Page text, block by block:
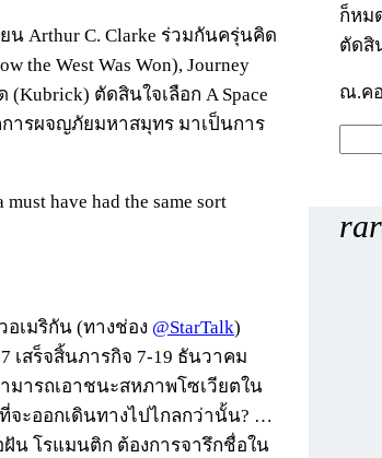
น Arthur C. Clarke ร่วมกันครุ่นคิด
the West Was Won), Journey
(Kubrick) ตัดสินใจเลือก A Space
การผจญภัยมหาสมุทร มาเป็นการ
have had the same sort
อเมริกัน (ทางช่อง @StarTalk)
เสร็จสิ้นภารกิจ 7-19 ธันวาคม
มารถเอาชนะสหภาพโซเวียตใน
ะออกเดินทางไปไกลกว่านั้น? …
น โรแมนติก ต้องการจารึกชื่อใน
ก็หม
ตัดสิ
ณ.ค
า